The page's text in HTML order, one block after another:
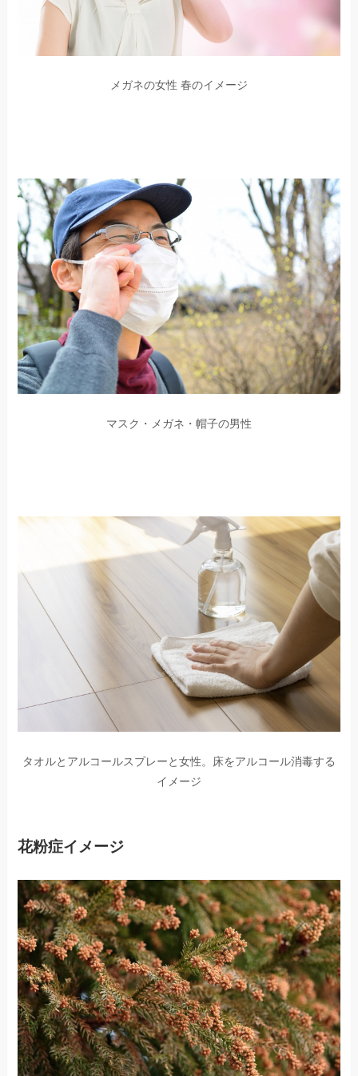
メガネの女性 春のイメージ
マスク・メガネ・帽子の男性
タオルとアルコールスプレーと女性。床をアルコール消毒する
イメージ
花粉症イメージ